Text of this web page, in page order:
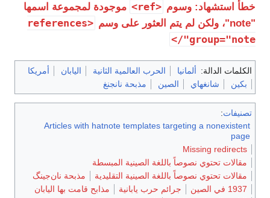
خطأ استشهاد: وسوم <ref>
موجودة لمجموعة اسمها
"note"، ولكن لم يتم العثور على وسم
<references
group="note"/>
الكلمات الدالة: ألمانيا الحرب العالمية الثانية اليابان
أمريكا
بكين
شانغهاي الصين مذبحة نانجنغ
تصنيفات:
Articles with hatnote templates targeting a nonexistent
page
Missing redirects
مقالات تحتوي نصوصاً باللغة الصينية المبسطة
مقالات تحتوي نصوصاً باللغة الصينية التقليدية
مذبحة نان‌جينگ
1937 في الصين
جرائم حرب يابانية
مذابح قامت بها اليابان